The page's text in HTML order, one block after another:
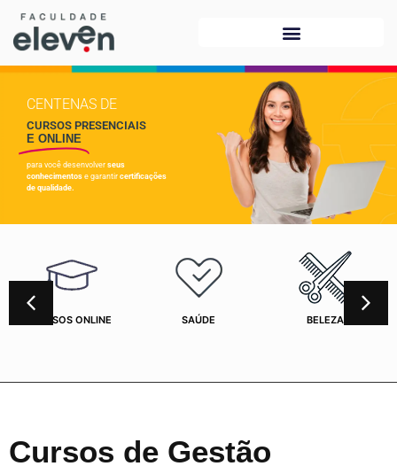
CENTENAS DE
CURSOS PRESENCIAIS
E ONLINE
para você desenvolver seus
conhecimentos e garantir certificações
de qualidade.
CURSOS ONLINE SAÚDE BELEZA
Cursos de Gestão